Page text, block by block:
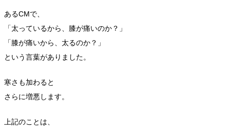
あるCMで、
「太っているから、膝が痛いのか？」
「膝が痛いから、太るのか？」
という言葉がありました。
寒さも加わると
さらに増悪します。
上記のことは、